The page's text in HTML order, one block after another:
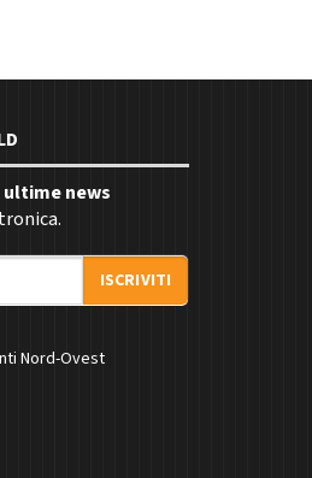
ultime news
ISCRIVITI
Nord-Ovest